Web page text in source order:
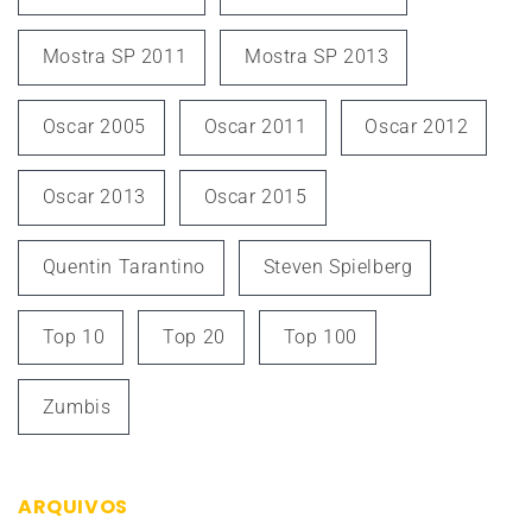
Mostra SP 2011 Mostra SP 2013
Oscar 2005 Oscar 2011 Oscar 2012
Oscar 2013 Oscar 2015
Quentin Tarantino Steven Spielberg
Top 10 Top 20 Top 100
Zumbis
ARQUIVOS